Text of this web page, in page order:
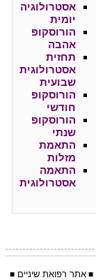
אסטרולוגיה
יומית
הורוסקופ
אהבה
תחזית
אסטרולוגית
שבועית
הורוסקופ
חודשי
הורוסקופ
שנתי
התאמת
מזלות
התאמה
אסטרולוגית
■ אתר רפואת שיניים ■